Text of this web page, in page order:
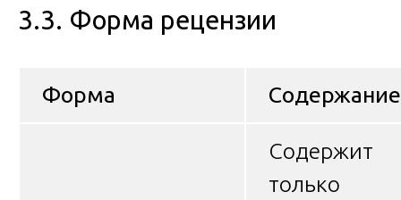
3.3. Форма рецензии
Форма Содержание
Содержит
только